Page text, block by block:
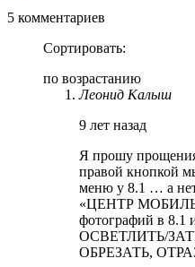
5 комментариев
Сортировать:
по возрастанию
Леонид Калыш
9 лет назад
Я прошу
правой кнопкой
меню у 8.1 … а
«ЦЕНТР
фотографий в 8.1
ОСВЕТЛИТЬ/
ОБРЕЗАТЬ,